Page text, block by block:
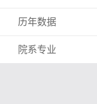
历年数据
院系专业